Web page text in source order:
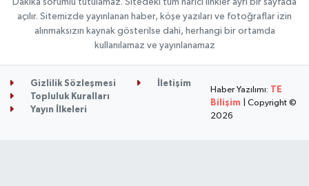
Dakika sorumlu tutulamaz. Sitedeki tüm harici linkler ayrı bir sayfada
açılır. Sitemizde yayınlanan haber, köşe yazıları ve fotoğraflar izin
alınmaksızın kaynak gösterilse dahi, herhangi bir ortamda
kullanılamaz ve yayınlanamaz
Gizlilik Sözleşmesi
İletişim
Topluluk Kuralları
Yayın İlkeleri
Haber Yazılımı: TE
Bilişim | Copyright ©
2026